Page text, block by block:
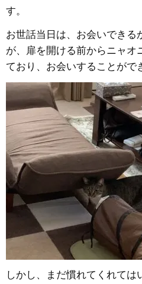
す。
お世話当日は、お会いできる
が、扉を開ける前からニャオ
ており、お会いすることがで
しかし、まだ慣れてくれては